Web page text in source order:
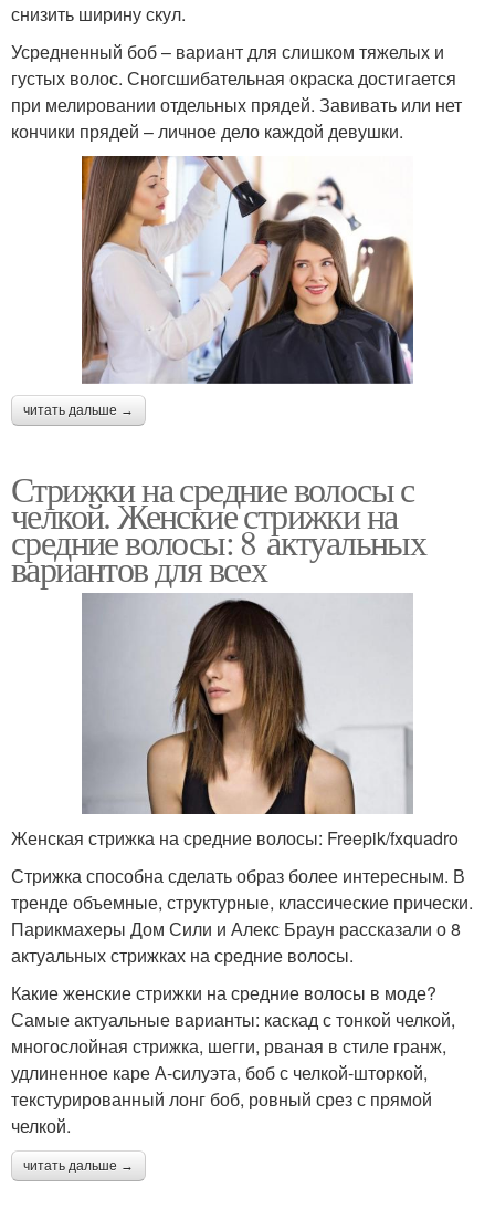
снизить ширину скул.
Усредненный боб – вариант для слишком тяжелых и
густых волос. Сногсшибательная окраска достигается
при мелировании отдельных прядей. Завивать или нет
кончики прядей – личное дело каждой девушки.
читать дальше →
Стрижки на средние волосы с
челкой. Женские стрижки на
средние волосы: 8 актуальных
вариантов для всех
Женская стрижка на средние волосы: Freepik/fxquadro
Стрижка способна сделать образ более интересным. В
тренде объемные, структурные, классические прически.
Парикмахеры Дом Сили и Алекс Браун рассказали о 8
актуальных стрижках на средние волосы.
Какие женские стрижки на средние волосы в моде?
Самые актуальные варианты: каскад с тонкой челкой,
многослойная стрижка, шегги, рваная в стиле гранж,
удлиненное каре А-силуэта, боб с челкой-шторкой,
текстурированный лонг боб, ровный срез с прямой
челкой.
читать дальше →